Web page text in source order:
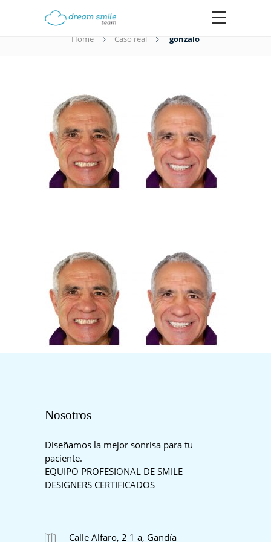
Home Caso real gonzalo
Nosotros
Diseñamos la mejor sonrisa para tu
paciente.
EQUIPO PROFESIONAL DE SMILE
DESIGNERS CERTIFICADOS
Calle Alfaro, 2 1 a, Gandía